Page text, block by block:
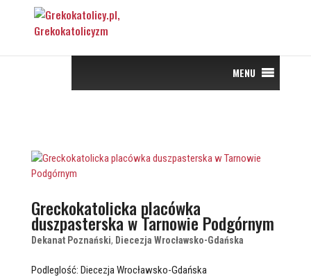
MENU
Greckokatolicka placówka
duszpasterska w Tarnowie Podgórnym
Dekanat Poznański, Diecezja Wrocławsko-Gdańska
Podleglość: Diecezja Wrocławsko-Gdańska